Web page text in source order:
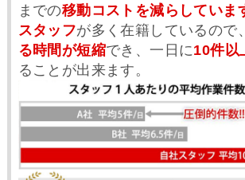
までの移動コストを減らしていま
スタッフが多く在籍しているので
る時間が短縮でき、一日に10件以
ることが出来ます。